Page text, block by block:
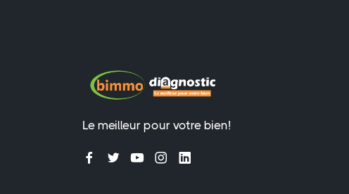
Le meilleur pour votre bien!